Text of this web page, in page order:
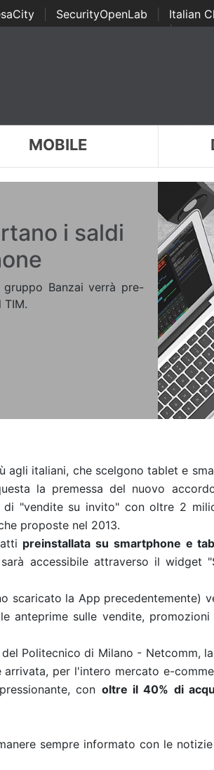
SecurityOpenLab Italian
Awards | ...
MOBILE
i saldi
Banzai verrà pre-
TIM.
agli italiani, che scelgono tablet e
la premessa del nuovo
"vendite su invito" con oltre 2
proposte nel 2013.
preinstallata su smartphone e
accessibile attraverso il widget
scaricato la App precedentemente)
anteprime sulle vendite, promozioni
Politecnico di Milano - Netcomm,
per l'intero mercato e-
con oltre il 40% di
sempre informato con le